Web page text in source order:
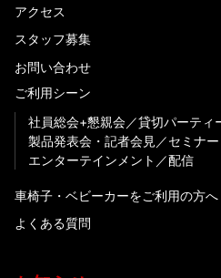
アクセス
スタッフ募集
お問い合わせ
ご利用シーン
社員総会+懇親会
貸切パーティ
製品発表会・記者会見
セミナ
エンターテインメント
配信
車椅子・ベビーカーをご利用の方へ
よくある質問